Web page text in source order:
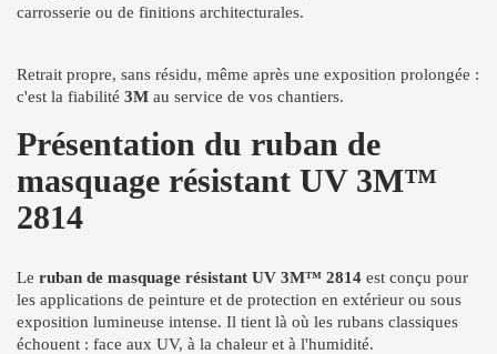
carrosserie ou de finitions architecturales.
Retrait propre, sans résidu, même après une exposition prolongée :
c'est la fiabilité 3M au service de vos chantiers.
Présentation du ruban de
masquage résistant UV 3M™
2814
Le ruban de masquage résistant UV 3M™ 2814 est conçu pour
les applications de peinture et de protection en extérieur ou sous
exposition lumineuse intense. Il tient là où les rubans classiques
échouent : face aux UV, à la chaleur et à l'humidité.